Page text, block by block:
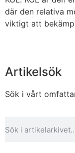
där den relativa
viktigt att
Artikelsök
Sök i vårt